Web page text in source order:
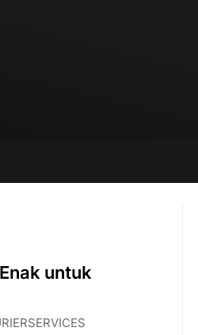
untuk